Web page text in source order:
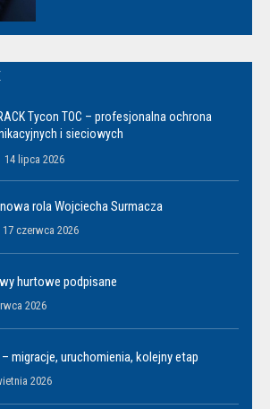
Tycon TOC – profesjonalna ochrona
i sieciowych
14 lipca 2026
rola Wojciecha Surmacza
17 czerwca 2026
hurtowe podpisane
2026
migracje, uruchomienia, kolejny etap
2026